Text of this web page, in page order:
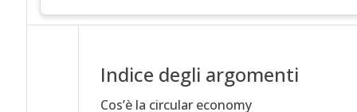
Indice degli argomenti
Cos’è la circular economy